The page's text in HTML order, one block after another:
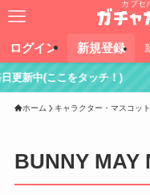
カプセ
ログイン 新規登録
タッチ！)
ホーム キャラクター・マスコット
BUNNY MAY